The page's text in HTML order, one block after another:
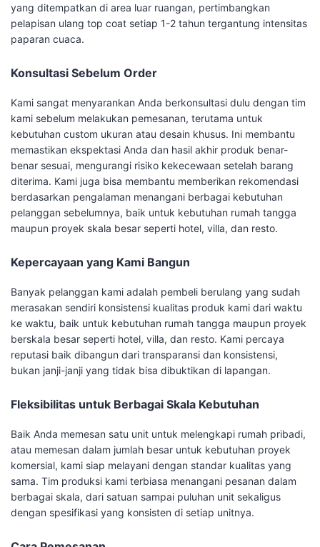
yang ditempatkan di area luar ruangan, pertimbangkan
pelapisan ulang top coat setiap 1-2 tahun tergantung intensitas
paparan cuaca.
Konsultasi Sebelum Order
Kami sangat menyarankan Anda berkonsultasi dulu dengan tim
kami sebelum melakukan pemesanan, terutama untuk
kebutuhan custom ukuran atau desain khusus. Ini membantu
memastikan ekspektasi Anda dan hasil akhir produk benar-
benar sesuai, mengurangi risiko kekecewaan setelah barang
diterima. Kami juga bisa membantu memberikan rekomendasi
berdasarkan pengalaman menangani berbagai kebutuhan
pelanggan sebelumnya, baik untuk kebutuhan rumah tangga
maupun proyek skala besar seperti hotel, villa, dan resto.
Kepercayaan yang Kami Bangun
Banyak pelanggan kami adalah pembeli berulang yang sudah
merasakan sendiri konsistensi kualitas produk kami dari waktu
ke waktu, baik untuk kebutuhan rumah tangga maupun proyek
berskala besar seperti hotel, villa, dan resto. Kami percaya
reputasi baik dibangun dari transparansi dan konsistensi,
bukan janji-janji yang tidak bisa dibuktikan di lapangan.
Fleksibilitas untuk Berbagai Skala Kebutuhan
Baik Anda memesan satu unit untuk melengkapi rumah pribadi,
atau memesan dalam jumlah besar untuk kebutuhan proyek
komersial, kami siap melayani dengan standar kualitas yang
sama. Tim produksi kami terbiasa menangani pesanan dalam
berbagai skala, dari satuan sampai puluhan unit sekaligus
dengan spesifikasi yang konsisten di setiap unitnya.